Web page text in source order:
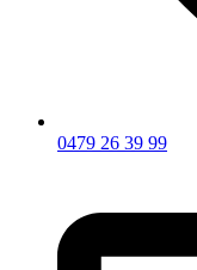
0479 26 39 99